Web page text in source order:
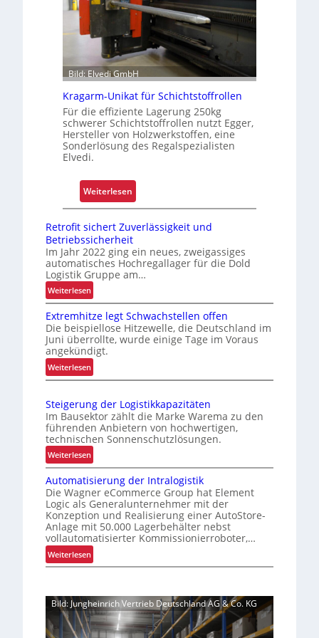
e
l
s
e
t
e
K
u
n
d
n
e
r
l
e
b
n
i
Bild: Elvedi GmbH
Kragarm-Unikat für Schichtstoffrollen
Für die effiziente Lagerung 250kg
schwerer Schichtstoffrollen nutzt Egger,
Hersteller von Holzwerkstoffen, eine
Sonderlösung des Regalspezialisten
Elvedi.
Weiterlesen:
K
a
g
a
r
U
n
a
t
f
ü
r
c
h
i
c
h
s
o
f
f
Retrofit sichert Zuverlässigkeit und
Betriebssicherheit
Im Jahr 2022 ging ein neues, zweigassiges
automatisches Hochregallager für die Dold
Logistik Gruppe am…
Weiterlesen:
R
e
t
r
o
f
i
s
i
c
h
e
r
t
Z
u
v
e
r
s
s
i
Extremhitze legt Schwachstellen offen
Die beispiellose Hitzewelle, die Deutschland im
Juni überrollte, wurde einige Tage im Voraus
angekündigt.
Weiterlesen:
E
t
r
e
m
h
z
e
l
e
g
t
c
h
w
Steigerung der Logistikkapazitäten
Im Bausektor zählt die Marke Warema zu den
führenden Anbietern von hochwertigen,
technischen Sonnenschutzlösungen.
Weiterlesen:
S
t
e
i
g
e
r
u
d
e
r
Automatisierung der Intralogistik
Die Wagner eCommerce Group hat Element
Logic als Generalunternehmer mit der
Konzeption und Realisierung einer AutoStore-
Anlage mit 50.000 Lagerbehälter nebst
vollautomatisierter Kommissionierroboter,…
Weiterlesen:
A
t
o
m
a
Bild: Jungheinrich Vertrieb Deutschland AG & Co. KG